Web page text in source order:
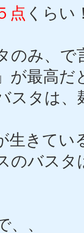
点 くらい
のみ、で
が最高だ
スタは
生きてい
のバス
、、